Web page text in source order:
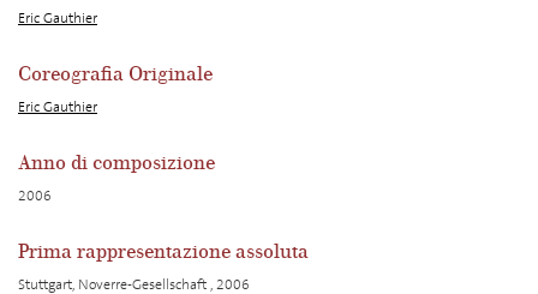
Eric Gauthier
Coreografia Originale
Eric Gauthier
Anno di composizione
2006
Prima rappresentazione assoluta
Stuttgart, Noverre-Gesellschaft , 2006